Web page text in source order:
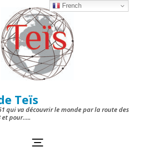
Teïs
qui va découvrir le monde par la route des
et pour…..
French